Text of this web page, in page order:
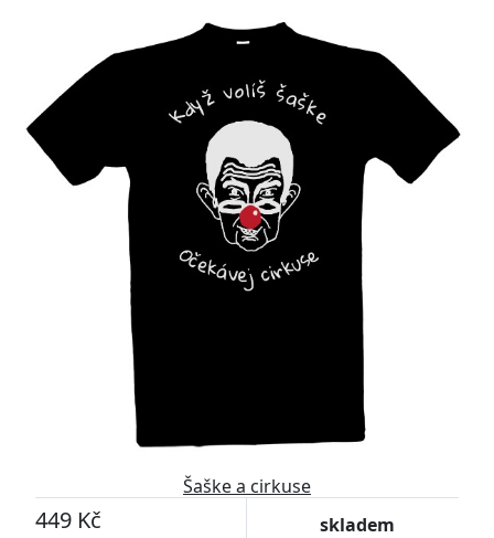
Šaške a cirkuse
449 Kč skladem